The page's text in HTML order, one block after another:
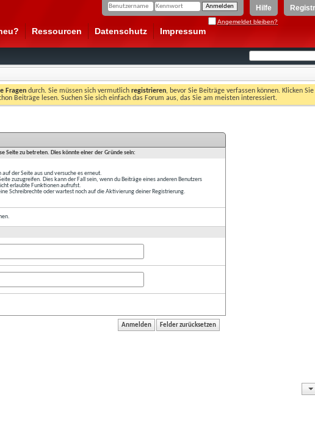
Hilfe
Angemeldet bleiben?
Ressourcen Datenschutz Impressum
Fragen durch. Sie müssen sich vermutlich registrieren, bevor Sie Beiträge verfassen können. Klicken
Beiträge lesen. Suchen Sie sich einfach das Forum aus, das Sie am meisten interessiert.
Seite zu betreten. Dies könnte einer der Gründe sein:
der Seite aus und versuche es erneut.
zuzugreifen. Dies kann der Fall sein, wenn du Beiträge eines anderen Benutzers
erlaubte Funktionen aufrufst.
Schreibrechte oder wartest noch auf die Aktivierung deiner Registrierung.